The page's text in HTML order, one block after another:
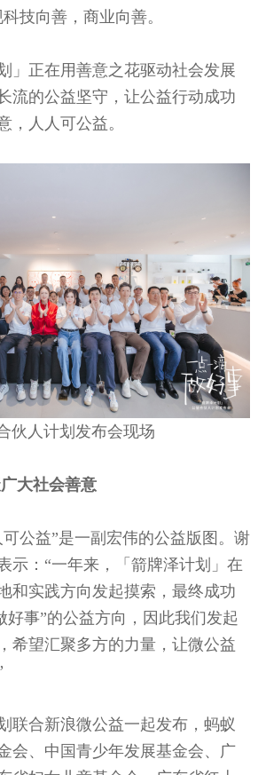
技向善，商业向善。
」正在用善意之花驱动社会发展
流的公益坚守，让公益行动成功
，人人可公益。
伙人计划发布会现场
大社会善意
公益”是一副宏伟的公益版图。谢
示：“一年来，「箭牌泽计划」在
和实践方向发起摸索，最终成功
好事”的公益方向，因此我们发起
希望汇聚多方的力量，让微公益
联合新浪微公益一起发布，蚂蚁
会、中国青少年发展基金会、广